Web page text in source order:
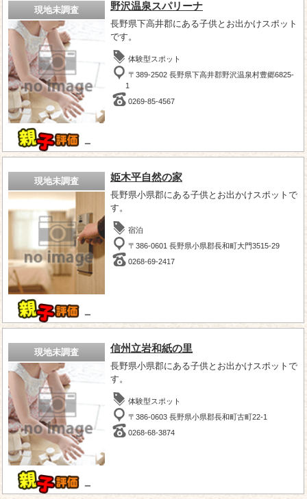
現地未調査
－
野沢温泉スパリーナ
長野県下高井郡にある子供とお出かけスポット
です。
体験型スポット
〒389-2502 長野県下高井郡野沢温泉村豊郷6825-
1
0269-85-4567
現地未調査
－
姫木平自然の家
長野県小県郡にある子供とお出かけスポットで
す。
宿泊
〒386-0601 長野県小県郡長和町大門3515-29
0268-69-2417
現地未調査
－
信州立岩和紙の里
長野県小県郡にある子供とお出かけスポットで
す。
体験型スポット
〒386-0603 長野県小県郡長和町古町22-1
0268-68-3874